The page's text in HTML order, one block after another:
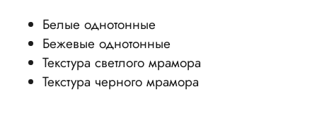
Белые однотонные
Бежевые однотонные
Текстура светлого мрамора
Текстура черного мрамора